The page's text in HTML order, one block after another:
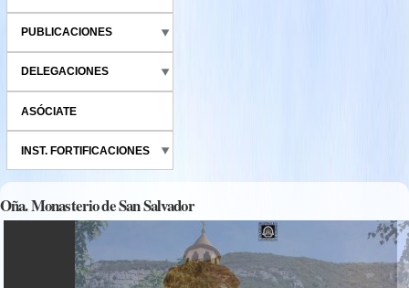
PUBLICACIONES
DELEGACIONES
ASÓCIATE
INST. FORTIFICACIONES
Oña. Monasterio de San Salvador